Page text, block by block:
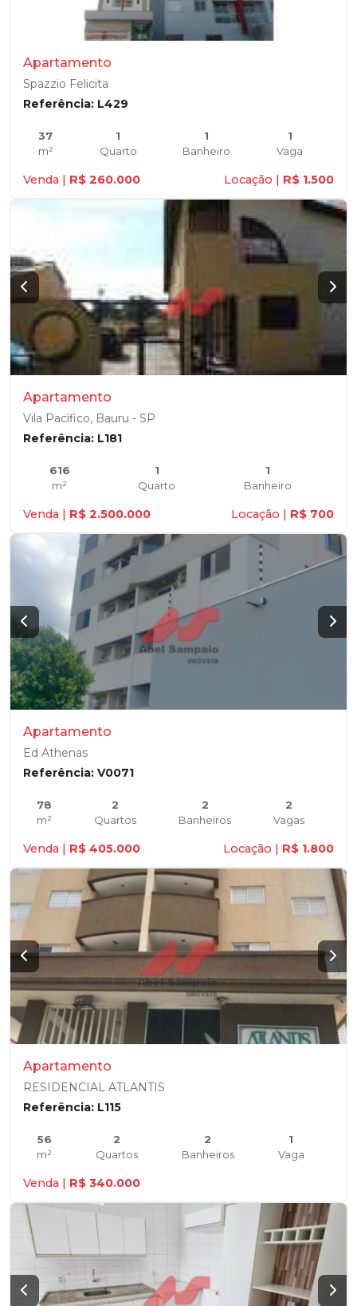
Apartamento
Spazzio Felicita
Referência: L429
37
m²
1
Quarto
1
Banheiro
1
Vaga
Venda | R$ 260.000 Locação | R$ 1.500
Apartamento
Vila Pacífico, Bauru - SP
Referência: L181
616
m²
1
Quarto
1
Banheiro
Venda | R$ 2.500.000 Locação | R$ 700
Apartamento
Ed Athenas
Referência: V0071
78
m²
2
Quartos
2
Banheiros
2
Vagas
Venda | R$ 405.000 Locação | R$ 1.800
Apartamento
RESIDENCIAL ATLANTIS
Referência: L115
56
m²
2
Quartos
2
Banheiros
1
Vaga
Venda | R$ 340.000